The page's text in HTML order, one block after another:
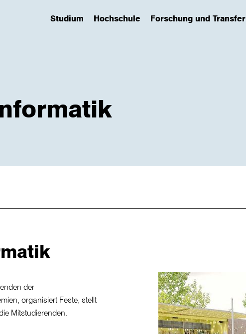
Studium
(has submenu)Hochschule
(has submenu)Forschung und Transfer
(has submenu)
der
organisiert Feste, stellt
Mitstudierenden.